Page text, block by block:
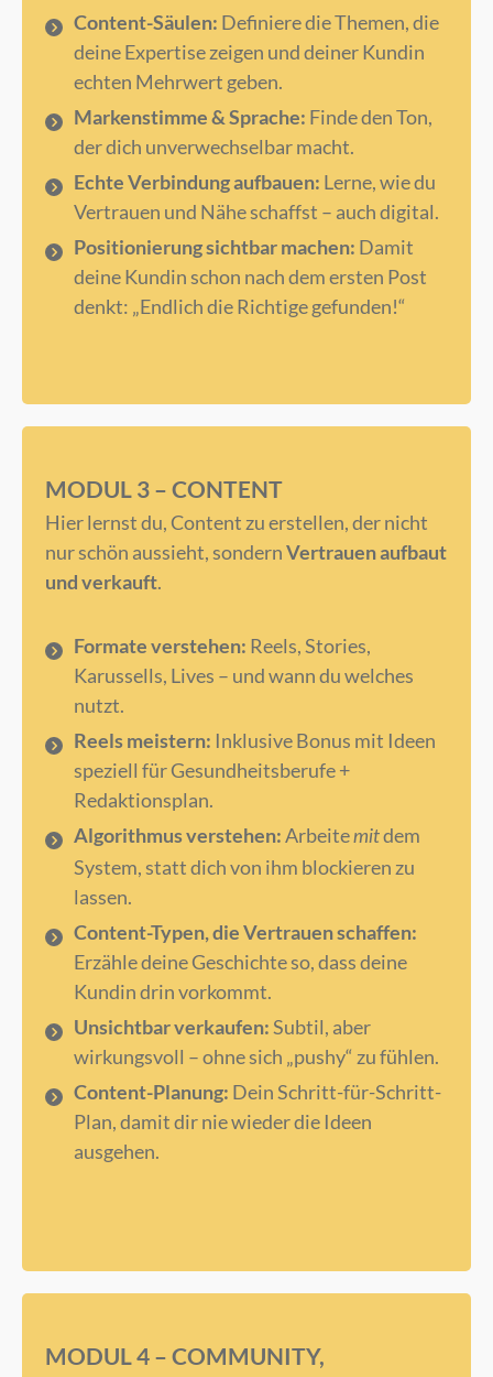
Content-Säulen: Definiere die Themen, die
deine Expertise zeigen und deiner Kundin
echten Mehrwert geben.
Markenstimme & Sprache: Finde den Ton,
der dich unverwechselbar macht.
Echte Verbindung aufbauen: Lerne, wie du
Vertrauen und Nähe schaffst – auch digital.
Positionierung sichtbar machen: Damit
deine Kundin schon nach dem ersten Post
denkt: „Endlich die Richtige gefunden!“
MODUL 3 – CONTENT
Hier lernst du, Content zu erstellen, der nicht
nur schön aussieht, sondernVertrauen aufbaut
und verkauft.
Formate verstehen: Reels, Stories,
Karussells, Lives – und wann du welches
nutzt.
Reels meistern: Inklusive Bonus mit Ideen
speziell für Gesundheitsberufe +
Redaktionsplan.
Algorithmus verstehen:Arbeitemitdem
System, statt dich von ihm blockieren zu
lassen.
Content-Typen, die Vertrauen schaffen:
Erzähle deine Geschichte so, dass deine
Kundin drin vorkommt.
Unsichtbar verkaufen:Subtil, aber
wirkungsvoll – ohne sich „pushy“ zu fühlen.
Content-Planung: Dein Schritt-für-Schritt-
Plan, damit dir nie wieder die Ideen
ausgehen.
MODUL 4 – COMMUNITY,